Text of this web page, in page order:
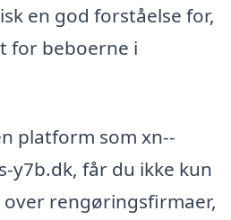
en god forståelse for,
for beboerne i
platform som xn--
y7b.dk, får du ikke kun
rengøringsfirmaer,